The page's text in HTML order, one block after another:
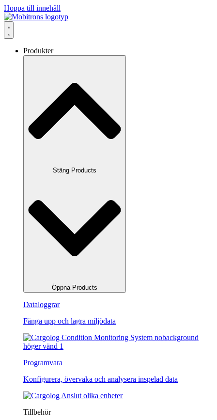
Hoppa till innehåll
Produkter
Stäng Products
Öppna Products
Dataloggrar
Fånga upp och lagra miljödata
Programvara
Konfigurera, övervaka och analysera inspelad data
Tillbehör